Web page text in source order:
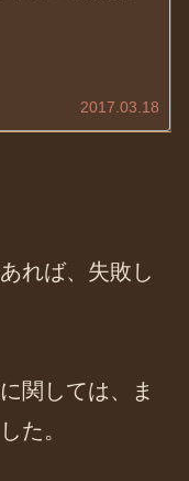
2017.03.18
れば、失敗し
関しては、ま
た。